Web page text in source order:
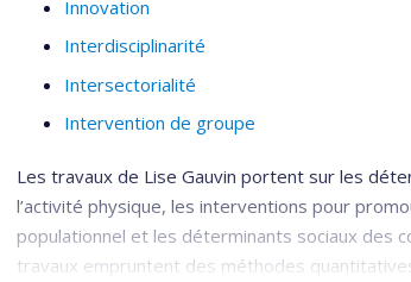
Innovation
Interdisciplinarité
Intersectorialité
Intervention de groupe
Les travaux de Lise Gauvin portent sur les
l’activité physique, les interventions pour
populationnel et les déterminants sociaux des
travaux empruntent des méthodes